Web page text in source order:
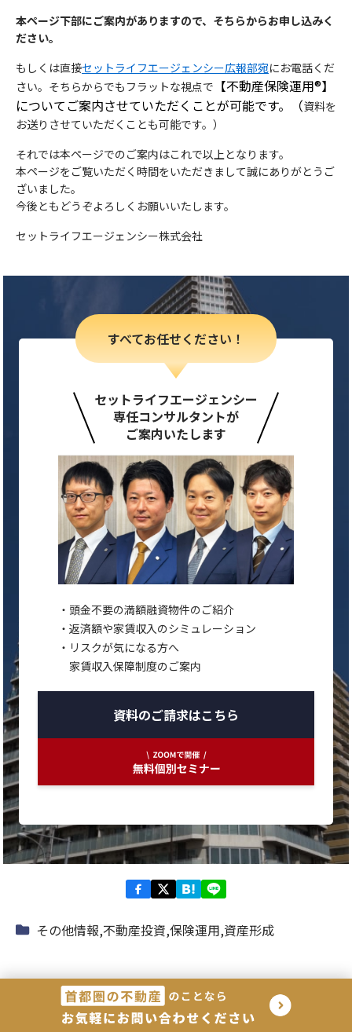
本ページ下部にご案内がありますので、そちらからお申し込みく
ださい。
もしくは直接セットライフエージェンシー広報部宛にお電話くだ
さい。そちらからでもフラットな視点で 【不動産保険運用®】
についてご案内させていただくことが可能です。（資料を
お送りさせていただくことも可能です。）
それでは本ページでのご案内はこれで以上となります。
本ページをご覧いただく時間をいただきまして誠にありがとうご
ざいました。
今後ともどうぞよろしくお願いいたします。
セットライフエージェンシー株式会社
すべてお任せください！
セットライフエージェンシー
専任コンサルタントが
ご案内いたします
頭金不要の満額融資物件のご紹介
返済額や家賃収入のシミュレーション
リスクが気になる方へ
家賃収入保障制度のご案内
資料のご請求はこちら
その他情報,不動産投資,保険運用,資産形成
関連記事